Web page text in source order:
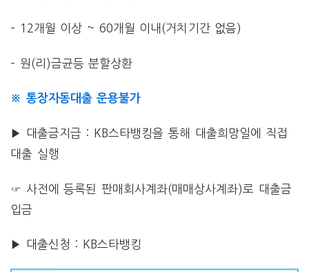
– 12개월 이상 ~ 60개월 이내(거치기간 없음)
– 원(리)금균등 분할상환
※ 통장자동대출 운용불가
▶ 대출금지급 : KB스타뱅킹을 통해 대출희망일에 직접
대출 실행
☞ 사전에 등록된 판매회사계좌(매매상사계좌)로 대출금
입금
▶ 대출신청 : KB스타뱅킹